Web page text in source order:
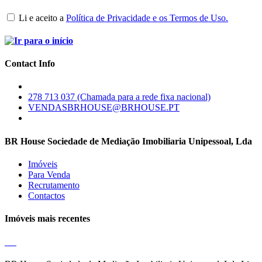
Li e aceito a Política de Privacidade e os Termos de Uso.
Contact Info
278 713 037 (Chamada para a rede fixa nacional)
VENDASBRHOUSE@BRHOUSE.PT
BR House Sociedade de Mediação Imobiliaria Unipessoal, Lda
Imóveis
Para Venda
Recrutamento
Contactos
Imóveis mais recentes